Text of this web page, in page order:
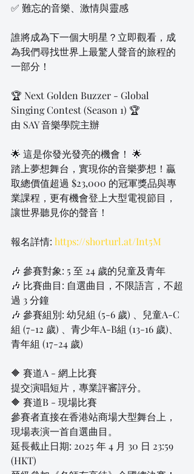
✅ 難忘的音樂、激情與靈感
誰將成為下一個大明星？立即觀看，成
為我們尋找世界上最驚人聲音的旅程的
一部分！
🏆 Next Golden Buzzer - Global
Singing Contest (Season 1) 🏆
由 SAY 音樂學院主辦
🌟 這是你發光發亮的機會！ 🌟
踏上夢想舞台，實現你的音樂夢想！贏
取總價值超過 $23,000 的冠軍獎品與專
業課程，更有機會登上大型電視節目，
讓世界聽見你的聲音！
報名詳情: https://shorturl.at/Int5M
🎶 參賽對象: 5 至 24 歲的兒童及青年
🎶 比賽曲目: 自選曲目，不限語言，不超
過 3 分鐘
🎶 參賽組別: 幼兒組 (5-6 歲) 、兒童A-C
組 (7-12 歲) 、青少年A-B組 (13-16 歲)、
青年組 (17-24 歲)
🔶 賽道A - 網上比賽
提交演唱短片，專業評審評分。
🔶 賽道B - 現場比賽
參賽者直接在香港站商場大型舞台上，
現場表演一首自選曲目。
延長截止日期: 2025 年 4 月 30 日 23:59
(HKT)